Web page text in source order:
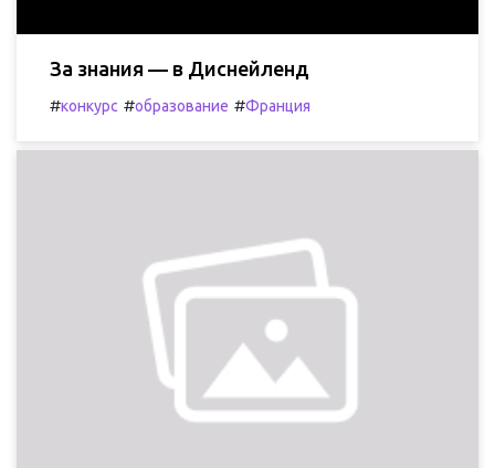
За знания — в Диснейленд
#конкурс #образование #Франция